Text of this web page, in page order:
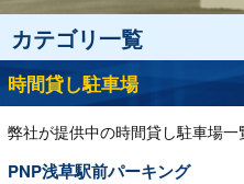
カテゴリ一覧
時間貸し駐車場
弊社が提供中の時間貸し駐車場一
PNP浅草駅前パーキング